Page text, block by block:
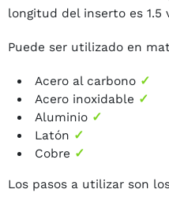
longitud del inserto es 1.5
Puede ser utilizado en
Acero al carbono ✓
Acero inoxidable ✓
Aluminio ✓
Latón ✓
Cobre ✓
Los pasos a utilizar son